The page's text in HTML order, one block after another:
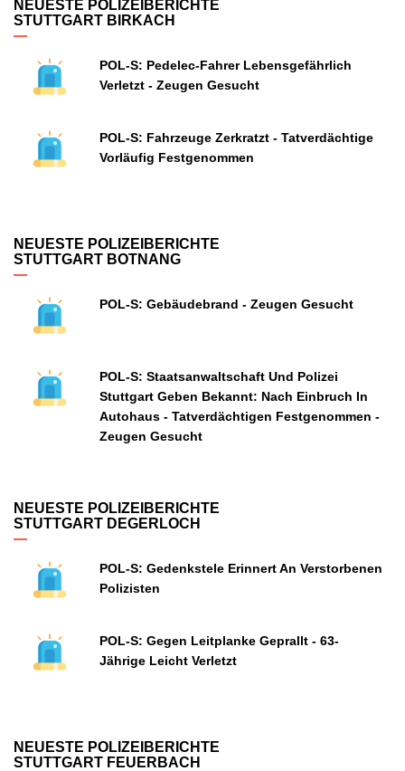
NEUESTE POLIZEIBERICHTE
STUTTGART BIRKACH
POL-S: Pedelec-Fahrer Lebensgefährlich
Verletzt - Zeugen Gesucht
POL-S: Fahrzeuge Zerkratzt - Tatverdächtige
Vorläufig Festgenommen
NEUESTE POLIZEIBERICHTE
STUTTGART BOTNANG
POL-S: Gebäudebrand - Zeugen Gesucht
POL-S: Staatsanwaltschaft Und Polizei
Stuttgart Geben Bekannt: Nach Einbruch In
Autohaus - Tatverdächtigen Festgenommen -
Zeugen Gesucht
NEUESTE POLIZEIBERICHTE
STUTTGART DEGERLOCH
POL-S: Gedenkstele Erinnert An Verstorbenen
Polizisten
POL-S: Gegen Leitplanke Geprallt - 63-
Jährige Leicht Verletzt
NEUESTE POLIZEIBERICHTE
STUTTGART FEUERBACH